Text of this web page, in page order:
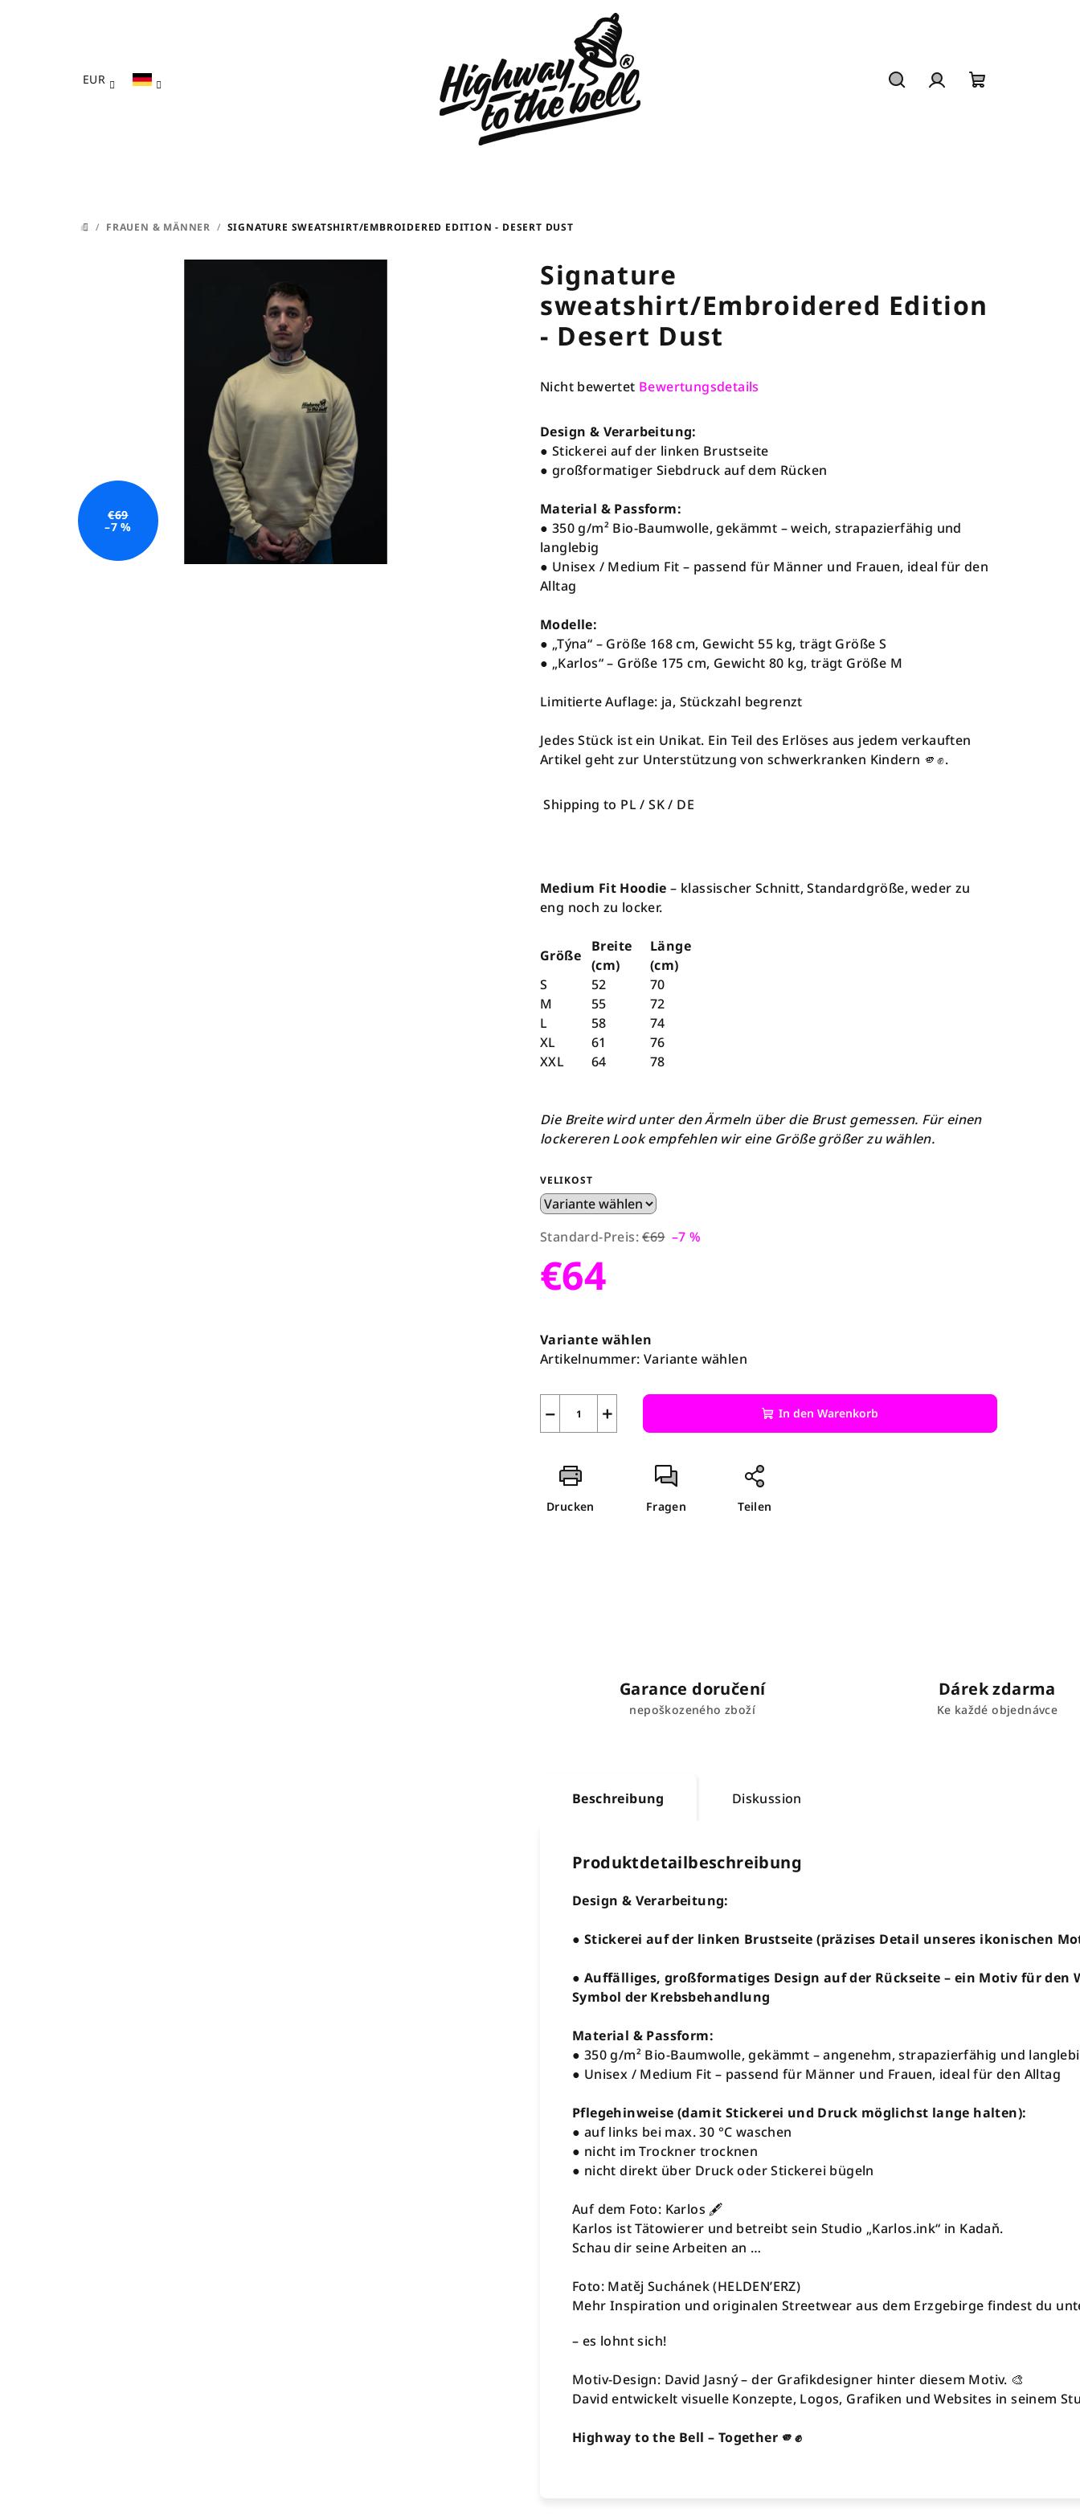
EUR
STARTSEITE
/ FRAUEN & MÄNNER / SIGNATURE SWEATSHIRT/EMBROIDERED EDITION - DESERT DUST
Signature
sweatshirt/Embroidered Edition
- Desert Dust
Die
Produktbewertung
ist
von
5
Sternen.
Nicht bewertet Bewertungsdetails
Design & Verarbeitung:
● Stickerei auf der linken Brustseite
● großformatiger Siebdruck auf dem Rücken
Material & Passform:
● 350 g/m² Bio-Baumwolle, gekämmt – weich, strapazierfähig und
langlebig
● Unisex / Medium Fit – passend für Männer und Frauen, ideal für den
Alltag
Modelle:
● „Týna“ – Größe 168 cm, Gewicht 55 kg, trägt Größe S
● „Karlos“ – Größe 175 cm, Gewicht 80 kg, trägt Größe M
Limitierte Auflage: ja, Stückzahl begrenzt
Jedes Stück ist ein Unikat. Ein Teil des Erlöses aus jedem verkauften
Artikel geht zur Unterstützung von schwerkranken Kindern 🫵✊.
Shipping to PL / SK / DE
Medium Fit Hoodie – klassischer Schnitt, Standardgröße, weder zu
eng noch zu locker.
Größe
Breite
(cm)
Länge
(cm)
S
52
70
M
55
72
L
58
74
XL
61
76
XXL
64 78
Die Breite wird unter den Ärmeln über die Brust gemessen. Für einen
lockereren Look empfehlen wir eine Größe größer zu wählen.
VELIKOST
Standard-Preis: €69 –7 %
€64
Variante wählen
Artikelnummer: Variante wählen
+
− In den Warenkorb
Drucken Fragen Teilen
€69
–7 %
Garance doručení
nepoškozeného zboží
Dárek zdarma
Ke každé objednávce
Beschreibung Diskussion
Produktdetailbeschreibung
Design & Verarbeitung:
● Stickerei auf der linken Brustseite (präzises Detail unseres ikonischen
● Auffälliges, großformatiges Design auf der Rückseite – ein Motiv für den
Symbol der Krebsbehandlung
Material & Passform:
● 350 g/m² Bio-Baumwolle, gekämmt – angenehm, strapazierfähig und
● Unisex / Medium Fit – passend für Männer und Frauen, ideal für den Alltag
Pflegehinweise (damit Stickerei und Druck möglichst lange halten):
● auf links bei max. 30 °C waschen
● nicht im Trockner trocknen
● nicht direkt über Druck oder Stickerei bügeln
Auf dem Foto: Karlos 🖋️
Karlos ist Tätowierer und betreibt sein Studio „Karlos.ink“ in Kadaň.
Schau dir seine Arbeiten an …
Foto: Matěj Suchánek (HELDEN’ERZ)
Mehr Inspiration und originalen Streetwear aus dem Erzgebirge findest du
– es lohnt sich!
Motiv-Design: David Jasný – der Grafikdesigner hinter diesem Motiv. 🎨
David entwickelt visuelle Konzepte, Logos, Grafiken und Websites in seinem
Highway to the Bell – Together 🫵✊